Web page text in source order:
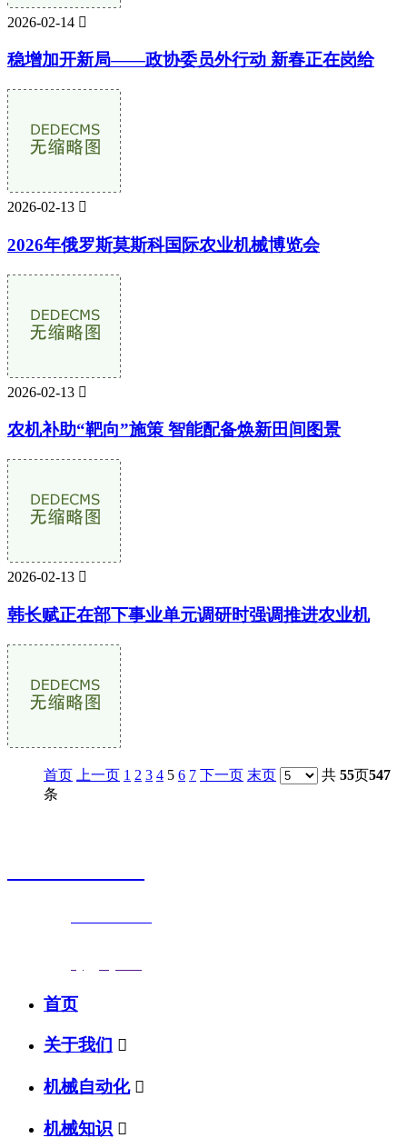
2026-02-14 
稳增加开新局——政协委员外行动 新春正在岗给
2026-02-13 
2026年俄罗斯莫斯科国际农业机械博览会
2026-02-13 
农机补助“靶向”施策 智能配备焕新田间图景
2026-02-13 
韩长赋正在部下事业单元调研时强调推进农业机
首页 上一页 1 2 3 4 5 6 7 下一页 末页 共 55页547
条
首页
关于我们 
机械自动化 
机械知识 